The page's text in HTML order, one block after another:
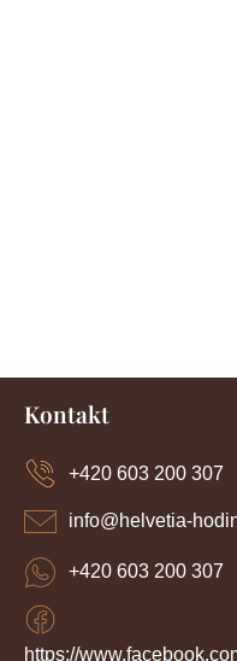
Kontakt
info@helvetia-
+420 603 200 307
https://
+420 603 200 307